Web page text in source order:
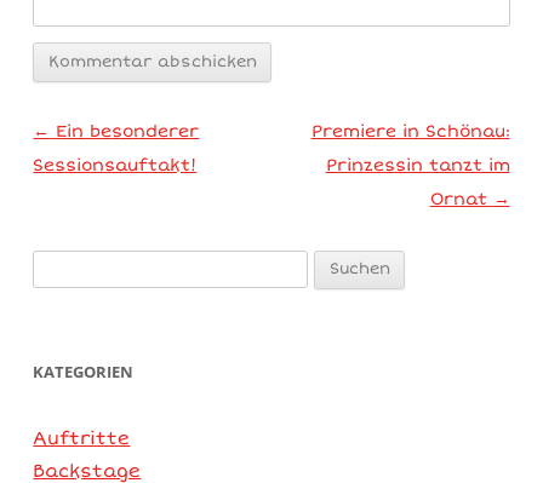
Artikel-Navigation
← Ein besonderer
Sessionsauftakt!
Premiere in Schönau:
Prinzessin tanzt im
Ornat →
KATEGORIEN
Auftritte
Backstage